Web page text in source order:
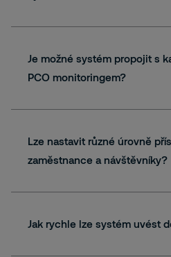
Je možné systém propojit s
PCO monitoringem?
Lze nastavit různé úrovně
zaměstnance a návštěvníky?
Jak rychle lze systém uvést